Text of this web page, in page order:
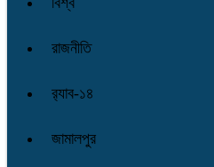
রাজনীতি
র‌্যাব-১৪
জামালপুর